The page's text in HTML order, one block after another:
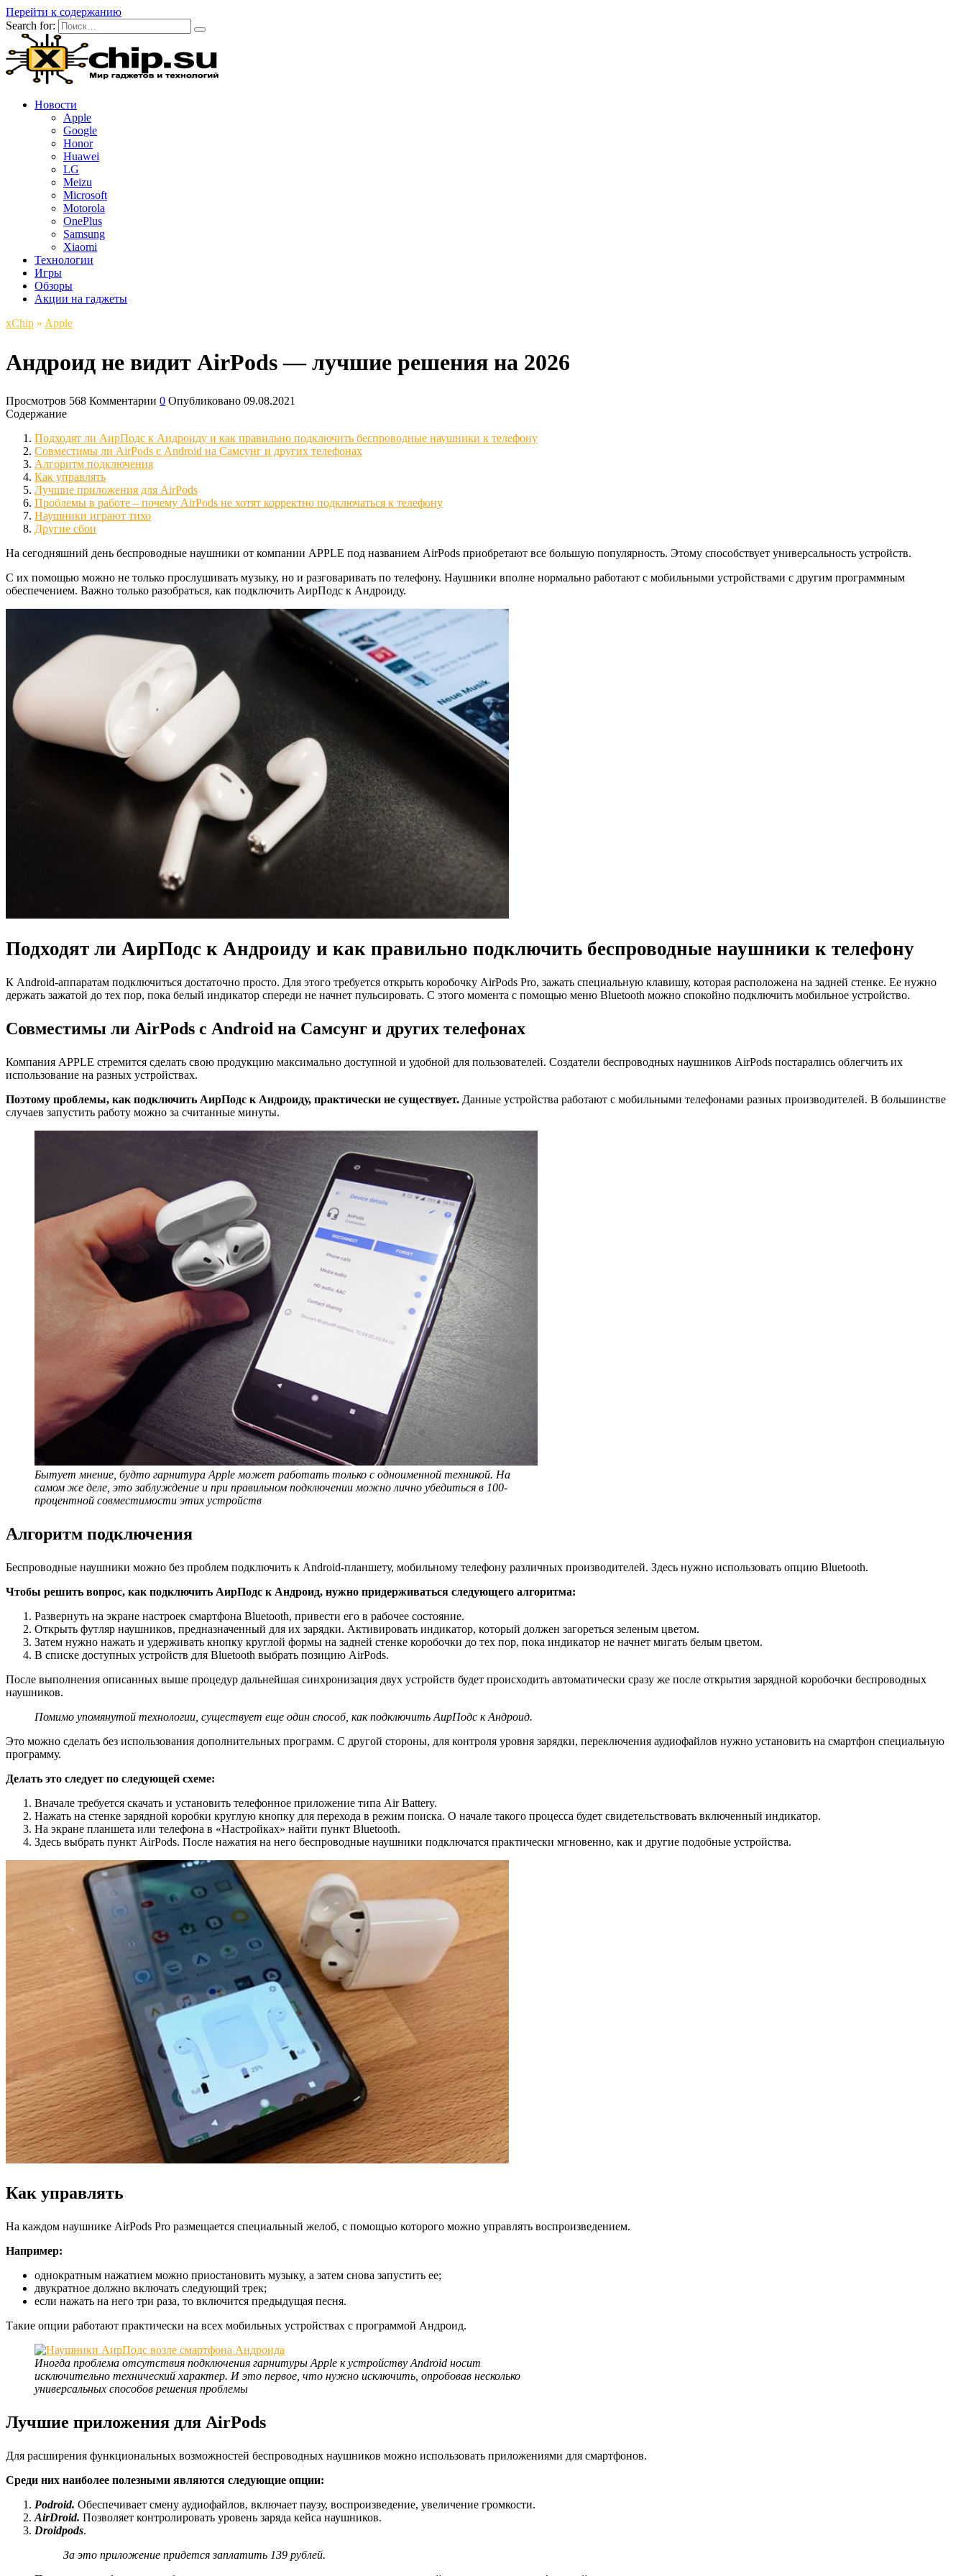
Перейти к содержанию
Search for:
Новости
Apple
Google
Honor
Huawei
LG
Meizu
Microsoft
Motorola
OnePlus
Samsung
Xiaomi
Технологии
Игры
Обзоры
Акции на гаджеты
xСhip » Apple
Андроид не видит AirPods — лучшие решения на 2026
Просмотров 568 Комментарии 0 Опубликовано 09.08.2021
Содержание
Подходят ли АирПодс к Андроиду и как правильно подключить беспроводные наушники к телефону
Совместимы ли AirPods с Android на Самсунг и других телефонах
Алгоритм подключения
Как управлять
Лучшие приложения для AirPods
Проблемы в работе – почему AirPods не хотят корректно подключаться к телефону
Наушники играют тихо
Другие сбои
На сегодняшний день беспроводные наушники от компании APPLE под названием AirPods приобретают все большую популярность. Этому способствует универсальность устройств.
С их помощью можно не только прослушивать музыку, но и разговаривать по телефону. Наушники вполне нормально работают с мобильными устройствами с другим программным
обеспечением. Важно только разобраться, как подключить АирПодс к Андроиду.
Подходят ли АирПодс к Андроиду и как правильно подключить беспроводные наушники к телефону
К Android-аппаратам подключиться достаточно просто. Для этого требуется открыть коробочку AirPods Pro, зажать специальную клавишу, которая расположена на задней стенке. Ее нужно
держать зажатой до тех пор, пока белый индикатор спереди не начнет пульсировать. С этого момента с помощью меню Bluetooth можно спокойно подключить мобильное устройство.
Совместимы ли AirPods с Android на Самсунг и других телефонах
Компания APPLE стремится сделать свою продукцию максимально доступной и удобной для пользователей. Создатели беспроводных наушников AirPods постарались облегчить их
использование на разных устройствах.
Поэтому проблемы, как подключить АирПодс к Андроиду, практически не существует. Данные устройства работают с мобильными телефонами разных производителей. В большинстве
случаев запустить работу можно за считанные минуты.
Бытует мнение, будто гарнитура Apple может работать только с одноименной техникой. На
самом же деле, это заблуждение и при правильном подключении можно лично убедиться в 100-
процентной совместимости этих устройств
Алгоритм подключения
Беспроводные наушники можно без проблем подключить к Android-планшету, мобильному телефону различных производителей. Здесь нужно использовать опцию Bluetooth.
Чтобы решить вопрос, как подключить АирПодс к Андроид, нужно придерживаться следующего алгоритма:
Развернуть на экране настроек смартфона Bluetooth, привести его в рабочее состояние.
Открыть футляр наушников, предназначенный для их зарядки. Активировать индикатор, который должен загореться зеленым цветом.
Затем нужно нажать и удерживать кнопку круглой формы на задней стенке коробочки до тех пор, пока индикатор не начнет мигать белым цветом.
В списке доступных устройств для Bluetooth выбрать позицию AirPods.
После выполнения описанных выше процедур дальнейшая синхронизация двух устройств будет происходить автоматически сразу же после открытия зарядной коробочки беспроводных
наушников.
Помимо упомянутой технологии, существует еще один способ, как подключить АирПодс к Андроид.
Это можно сделать без использования дополнительных программ. С другой стороны, для контроля уровня зарядки, переключения аудиофайлов нужно установить на смартфон специальную
программу.
Делать это следует по следующей схеме:
Вначале требуется скачать и установить телефонное приложение типа Air Battery.
Нажать на стенке зарядной коробки круглую кнопку для перехода в режим поиска. О начале такого процесса будет свидетельствовать включенный индикатор.
На экране планшета или телефона в «Настройках» найти пункт Bluetooth.
Здесь выбрать пункт AirPods. После нажатия на него беспроводные наушники подключатся практически мгновенно, как и другие подобные устройства.
Как управлять
На каждом наушнике AirPods Pro размещается специальный желоб, с помощью которого можно управлять воспроизведением.
Например:
однократным нажатием можно приостановить музыку, а затем снова запустить ее;
двукратное должно включать следующий трек;
если нажать на него три раза, то включится предыдущая песня.
Такие опции работают практически на всех мобильных устройствах с программой Андроид.
Иногда проблема отсутствия подключения гарнитуры Apple к устройству Android носит
исключительно технический характер. И это первое, что нужно исключить, опробовав несколько
универсальных способов решения проблемы
Лучшие приложения для AirPods
Для расширения функциональных возможностей беспроводных наушников можно использовать приложениями для смартфонов.
Среди них наиболее полезными являются следующие опции:
Podroid. Обеспечивает смену аудиофайлов, включает паузу, воспроизведение, увеличение громкости.
AirDroid. Позволяет контролировать уровень заряда кейса наушников.
Droidpods.
За это приложение придется заплатить 139 рублей.